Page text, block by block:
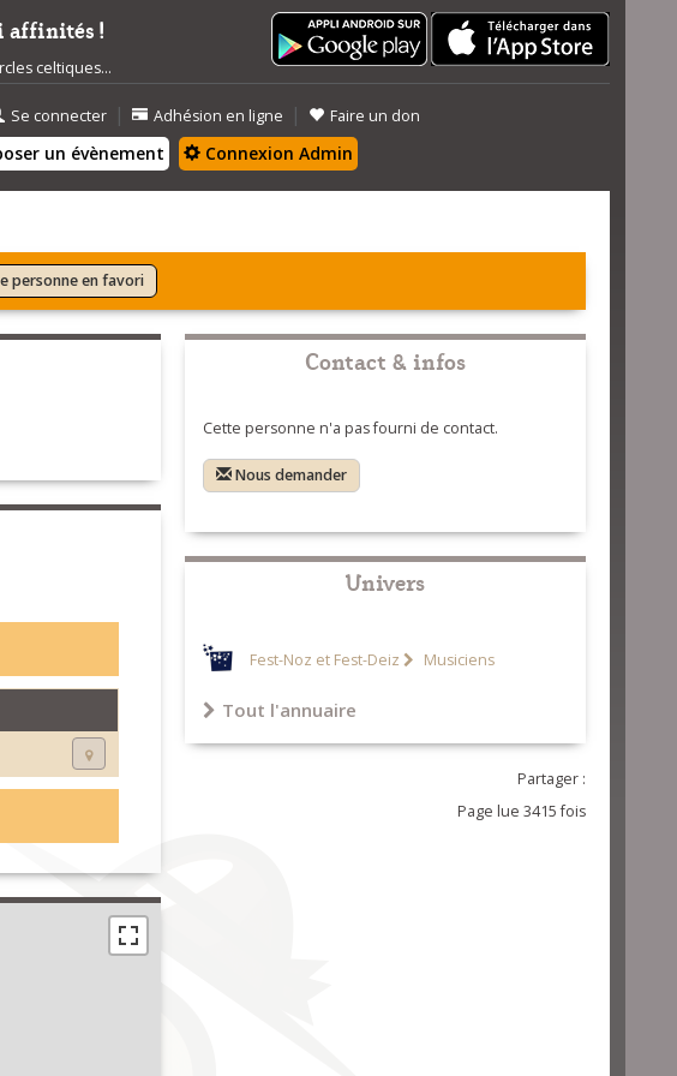
affinités !
celtiques...
Se connecter | Adhésion en ligne | Faire un don
un évènement Connexion Admin
personne en favori
Contact & infos
Cette personne n'a pas fourni de contact.
Nous demander
Univers
Fest-Noz et Fest-Deiz Musiciens
Tout l'annuaire
Partager :
Page lue 3415 fois